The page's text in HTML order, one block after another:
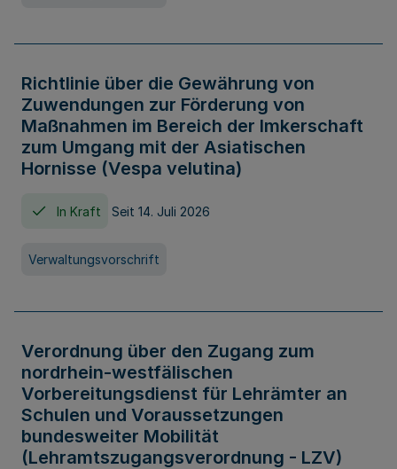
Richtlinie über die Gewährung von
Zuwendungen zur Förderung von
Maßnahmen im Bereich der Imkerschaft
zum Umgang mit der Asiatischen
Hornisse (Vespa velutina)
In Kraft Seit 14. Juli 2026
Verwaltungsvorschrift
Verordnung über den Zugang zum
nordrhein-westfälischen
Vorbereitungsdienst für Lehrämter an
Schulen und Voraussetzungen
bundesweiter Mobilität
(Lehramtszugangsverordnung - LZV)